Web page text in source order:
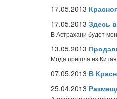
17.05.2013
17.05.2013 Здесь
В Астрахани будет
13.05.2013
Мода пришла из Китая
07.05.2013 В
25.04.2013